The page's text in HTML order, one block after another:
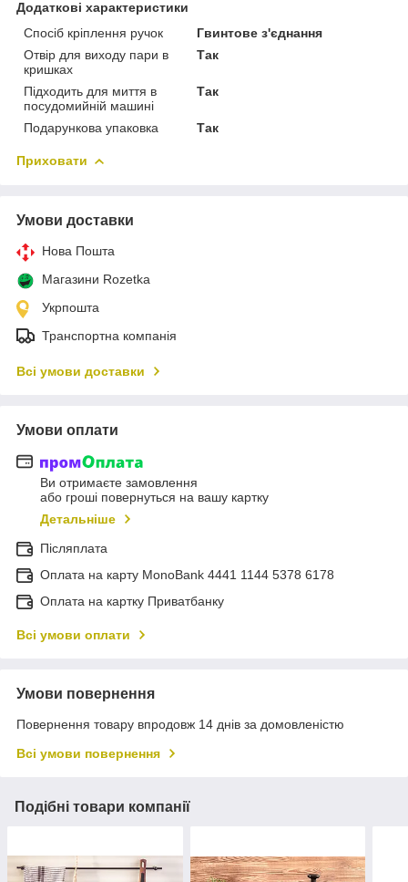
Додаткові характеристики
Спосіб кріплення ручок
Гвинтове з'єднання
Отвір для виходу пари в
кришках
Так
Підходить для миття в
посудомийній машині
Так
Подарункова упаковка Так
Приховати
Умови доставки
Нова Пошта
Магазини Rozetka
Укрпошта
Транспортна компанія
Всі умови доставки
Умови оплати
Ви отримаєте замовлення
або гроші повернуться на вашу картку
Детальніше
Післяплата
Оплата на карту MonoBank 4441 1144 5378 6178
Оплата на картку Приватбанку
Всі умови оплати
Умови повернення
Повернення товару впродовж 14 днів за домовленістю
Всі умови повернення
Подібні товари компанії